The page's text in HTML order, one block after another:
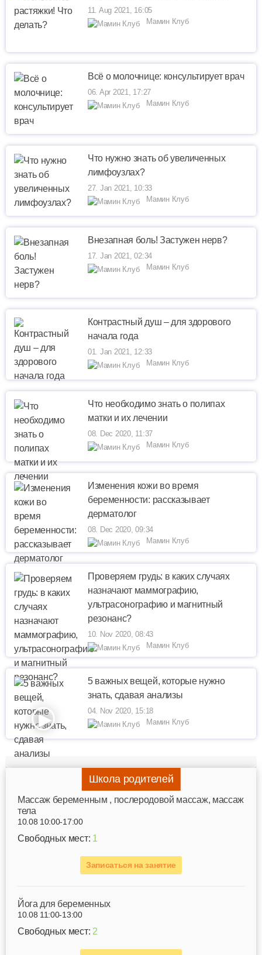
11. Aug 2021, 16:05
Мамин Клуб
Всё о молочнице: консультирует врач
06. Apr 2021, 17:27
Мамин Клуб
Что нужно знать об увеличенных
лимфоузлах?
27. Jan 2021, 10:33
Мамин Клуб
Внезапная боль! Застужен нерв?
17. Jan 2021, 02:34
Мамин Клуб
Контрастный душ – для здорового
начала года
01. Jan 2021, 12:33
Мамин Клуб
Что необходимо знать о полипах
матки и их лечении
08. Dec 2020, 11:37
Мамин Клуб
Изменения кожи во время
беременности: рассказывает
дерматолог
08. Dec 2020, 09:34
Мамин Клуб
Проверяем грудь: в каких случаях
назначают маммографию,
ультрасонографию и магнитный
резонанс?
10. Nov 2020, 08:43
Мамин Клуб
5 важных вещей, которые нужно
знать, сдавая анализы
04. Nov 2020, 15:18
Мамин Клуб
Школа родителей
Mассаж беременным , послеродовой массаж, массаж
тела
10.08 10:00-17:00
Свободных мест: 1
Записаться на занятие
Йога для беременных
10.08 11:00-13:00
Свободных мест: 2